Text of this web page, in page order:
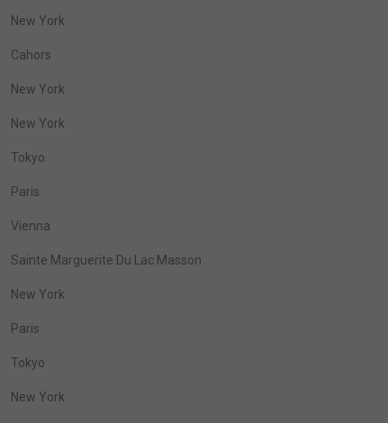
New York
Cahors
New York
New York
Tokyo
Paris
Vienna
Sainte Marguerite Du Lac Masson
New York
Paris
Tokyo
New York